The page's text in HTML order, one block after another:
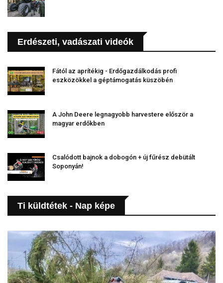
Erdészeti, vadászati videók
Fától az aprítékig - Erdőgazdálkodás profi
eszközökkel a géptámogatás küszöbén
A John Deere legnagyobb harvestere először a
magyar erdőkben
Csalódott bajnok a dobogón + új fűrész debütált
Soponyán!
Ti küldtétek - Nap képe